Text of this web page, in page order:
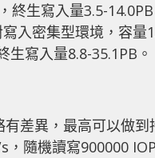
終生寫入量3.5-14.0PB
入密集型環境，容量
生寫入量8.8-35.1PB。
差異，最高可以做到
，隨機讀寫900000